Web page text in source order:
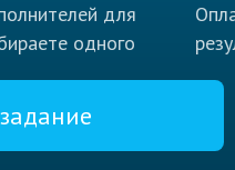
для
одного